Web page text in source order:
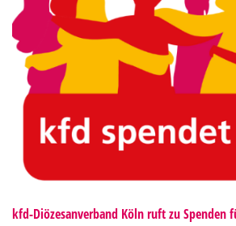
kfd-Diözesanverband Köln ruft zu Spenden